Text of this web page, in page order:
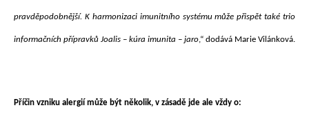
pravděpodobnější. K harmonizaci imunitního systému může přispět také trio
informačních přípravků Joalis – kúra imunita – jaro,“ dodává Marie Vilánková.
Příčin vzniku alergií může být několik, v zásadě jde ale vždy o: